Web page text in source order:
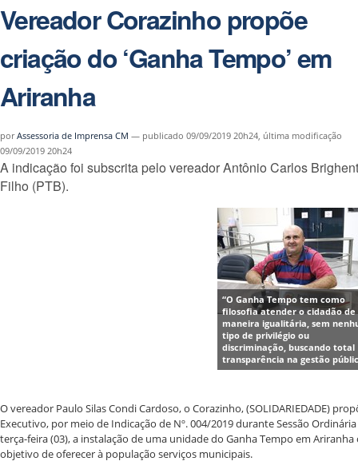
Vereador Corazinho propõe
criação do ‘Ganha Tempo’ em
Ariranha
porAssessoria de Imprensa CM — publicado 09/09/2019 20h24, última modificação
09/09/2019 20h24
A indicação foi subscrita pelo vereador Antônio Carlos
Filho (PTB).
“O Ganha Tempo tem como
filosofia atender o cidadão de
maneira igualitária, sem
tipo de privilégio ou
discriminação, buscando total
transparência na gestão
O vereador Paulo Silas Condi Cardoso, o Corazinho, (SOLIDARIEDADE)
Executivo, por meio de Indicação de Nº. 004/2019 durante Sessão
terça-feira (03), a instalação de uma unidade do Ganha Tempo em Ariranha
objetivo de oferecer à população serviços municipais.